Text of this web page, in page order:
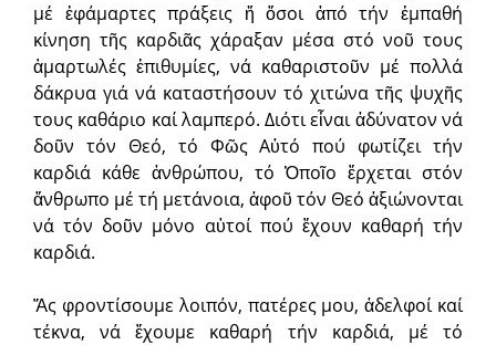
μέ ἐφάμαρτες πράξεις ἤ ὅσοι ἀπό τήν ἐμπαθή
κίνηση τῆς καρδιᾶς χάραξαν μέσα στό νοῦ τους
ἁμαρτωλές ἐπιθυμίες, νά καθαριστοῦν μέ πολλά
δάκρυα γιά νά καταστήσουν τό χιτώνα τῆς ψυχῆς
τους καθάριο καί λαμπερό. Διότι εἶναι ἀδύνατον νά
δοῦν τόν Θεό, τό Φῶς Αὐτό πού φωτίζει τήν
καρδιά κάθε ἀνθρώπου, τό Ὁποῖο ἔρχεται στόν
ἄνθρωπο μέ τή μετάνοια, ἀφοῦ τόν Θεό ἀξιώνονται
νά τόν δοῦν μόνο αὐτοί πού ἔχουν καθαρή τήν
καρδιά.
Ἄς φροντίσουμε λοιπόν, πατέρες μου, ἀδελφοί καί
τέκνα, νά ἔχουμε καθαρή τήν καρδιά, μέ τό